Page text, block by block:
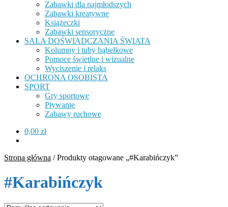
Zabawki dla najmłodszych
Zabawki kreatywne
Książeczki
Zabawki sensoryczne
SALA DOŚWIADCZANIA ŚWIATA
Kolumny i tuby bąbelkowe
Pomoce świetlne i wizualne
Wyciszenie i relaks
OCHRONA OSOBISTA
SPORT
Gry sportowe
Pływanie
Zabawy ruchowe
0,00 zł
Strona główna /Produkty otagowane „#Karabińczyk”
#Karabińczyk